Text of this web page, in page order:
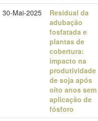
30-Mai-2025
Residual da
adubação
fosfatada e
plantas de
cobertura:
impacto na
produtividade
de soja após
oito anos sem
aplicação de
fósforo